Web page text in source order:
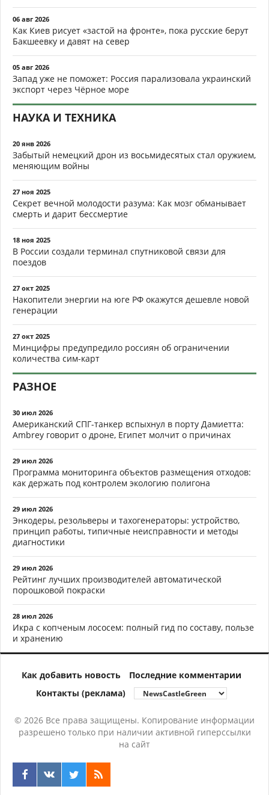
06 авг 2026
Как Киев рисует «застой на фронте», пока русские берут
Бакшеевку и давят на север
05 авг 2026
Запад уже не поможет: Россия парализовала украинский
экспорт через Чёрное море
НАУКА И ТЕХНИКА
20 янв 2026
Забытый немецкий дрон из восьмидесятых стал оружием,
меняющим войны
27 ноя 2025
Секрет вечной молодости разума: Как мозг обманывает
смерть и дарит бессмертие
18 ноя 2025
В России создали терминал спутниковой связи для
поездов
27 окт 2025
Накопители энергии на юге РФ окажутся дешевле новой
генерации
27 окт 2025
Минцифры предупредило россиян об ограничении
количества сим-карт
РАЗНОЕ
30 июл 2026
Американский СПГ-танкер вспыхнул в порту Дамиетта:
Ambrey говорит о дроне, Египет молчит о причинах
29 июл 2026
Программа мониторинга объектов размещения отходов:
как держать под контролем экологию полигона
29 июл 2026
Энкодеры, резольверы и тахогенераторы: устройство,
принцип работы, типичные неисправности и методы
диагностики
29 июл 2026
Рейтинг лучших производителей автоматической
порошковой покраски
28 июл 2026
Икра с копченым лососем: полный гид по составу, пользе
и хранению
Как добавить новость
Последние комментарии
Контакты (реклама)
© 2026 Все права защищены. Копирование информации
разрешено только при наличии активной гиперссылки
на сайт